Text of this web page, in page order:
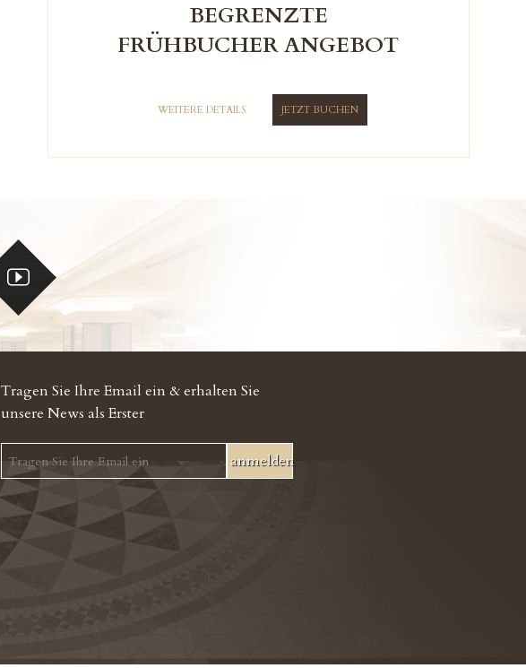
BEGRENZTE
FRÜHBUCHER ANGEBOT
WEITERE DETAILS JETZT BUCHEN
Tragen Sie Ihre Email ein & erhalten Sie
unsere News als Erster
anmelden